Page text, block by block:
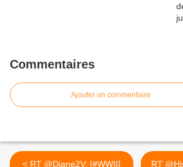
Commentaires
Ajouter un commentaire
< RT @Diane2V: [#WWII]
RT